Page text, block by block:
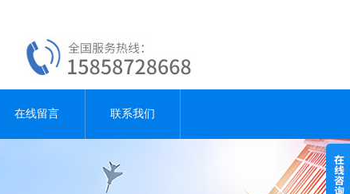
在线留言 联系我们